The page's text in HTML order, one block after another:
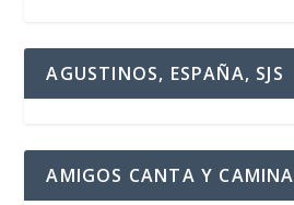
AGUSTINOS, ESPAÑA, SJS
AMIGOS CANTA Y CAMINA